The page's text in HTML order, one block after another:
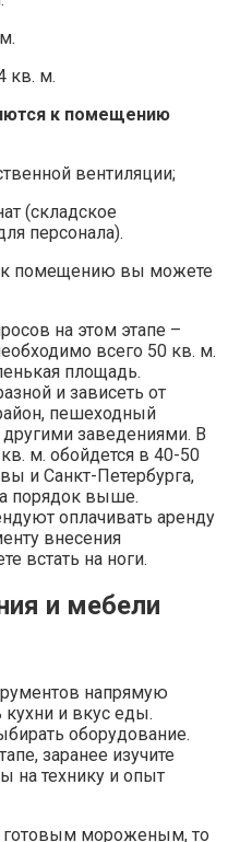
кв. м.
к помещению
вентиляции;
(складское
персонала).
к помещению вы можете
на этом этапе –
всего 50 кв. м.
площадь.
и зависеть от
пешеходный
заведениями. В
м. обойдется в 40-50
и Санкт-Петербурга,
порядок выше.
оплачивать аренду
внесения
встать на ноги.
и мебели
напрямую
кухни и вкус еды.
оборудование.
заранее изучите
на технику и опыт
готовым мороженым, то